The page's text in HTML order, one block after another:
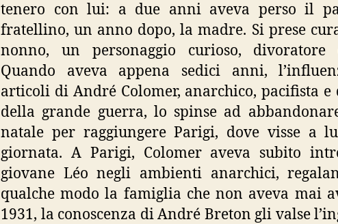
tenero con lui: a due anni aveva perso il
fratellino, un anno dopo, la madre. Si prese
nonno, un personaggio curioso,
Quando aveva appena sedici anni,
articoli di André Colomer, anarchico, pacifista e
della grande guerra, lo spinse ad
natale per raggiungere Parigi, dove visse a
giornata. A Parigi, Colomer aveva subito
giovane Léo negli ambienti anarchici,
qualche modo la famiglia che non aveva mai
1931, la conoscenza di André Breton gli valse